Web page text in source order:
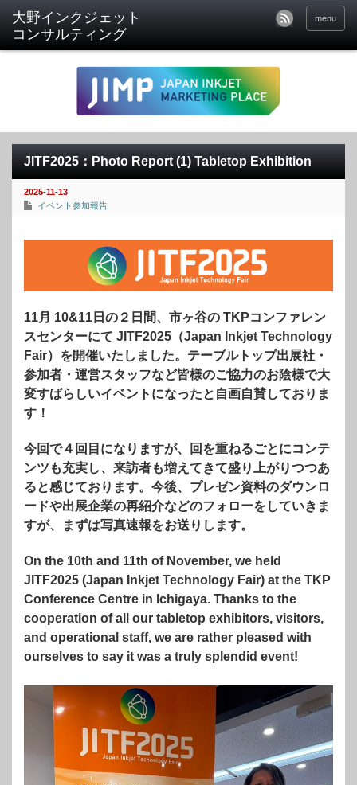
menu
JITF2025：Photo Report (1) Tabletop Exhibition
2025-11-13
イベント参加報告
11月 10&11日の２日間、市ヶ谷の TKPコンファレン
スセンターにて JITF2025（Japan Inkjet Technology
Fair）を開催いたしました。テーブルトップ出展社・
参加者・運営スタッフなど皆様のご協力のお陰様で大
変すばらしいイベントになったと自画自賛しておりま
す！
今回で４回目になりますが、回を重ねるごとにコンテ
ンツも充実し、来訪者も増えてきて盛り上がりつつあ
ると感じております。今後、プレゼン資料のダウンロ
ードや出展企業の再紹介などのフォローをしていきま
すが、まずは写真速報をお送りします。
On the 10th and 11th of November, we held
JITF2025 (Japan Inkjet Technology Fair) at the TKP
Conference Centre in Ichigaya. Thanks to the
cooperation of all our tabletop exhibitors, visitors,
and operational staff, we are rather pleased with
ourselves to say it was a truly splendid event!